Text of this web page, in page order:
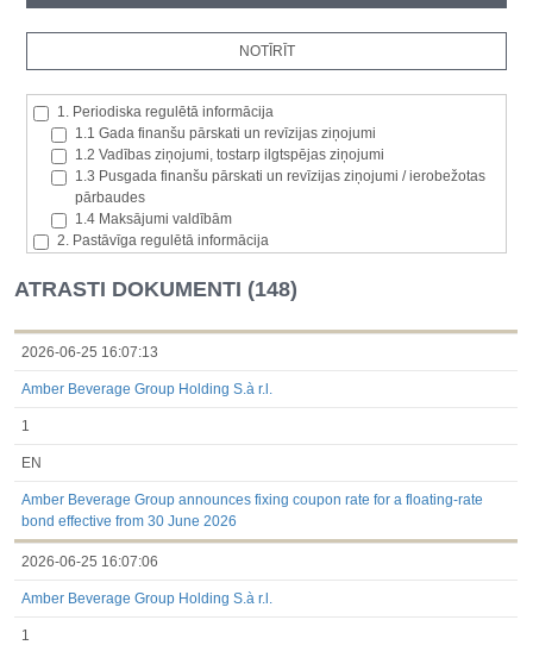
1. Periodiska regulētā informācija
1.1 Gada finanšu pārskati un revīzijas ziņojumi
1.2 Vadības ziņojumi, tostarp ilgtspējas ziņojumi
1.3 Pusgada finanšu pārskati un revīzijas ziņojumi / ierobežotas
pārbaudes
1.4 Maksājumi valdībām
2. Pastāvīga regulētā informācija
2.2. Iekšējā informācija
2.3. Paziņojumi par būtisku akciju paketi
2.4. Emitenta paša akciju iegāde vai atsavināšana
2.5. Balsstiesību kopējais skaits un kapitāls
kategorijām
dalībvalsts tiesību aktiem
Līdz 2017.03.01
Finanšu pārskati
Būtiski notikumi
Līdzdalības iegūšana vai zaudēšana
ATRASTI DOKUMENTI (148)
2026-06-25 16:07:13
Amber Beverage Group Holding S.à r.l.
1
EN
Amber Beverage Group announces fixing coupon rate for a floating-rate
bond effective from 30 June 2026
2026-06-25 16:07:06
Amber Beverage Group Holding S.à r.l.
1